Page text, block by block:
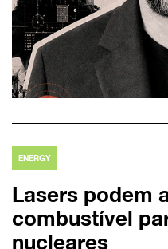
ENERGY
Lasers podem
combustível
nucleares